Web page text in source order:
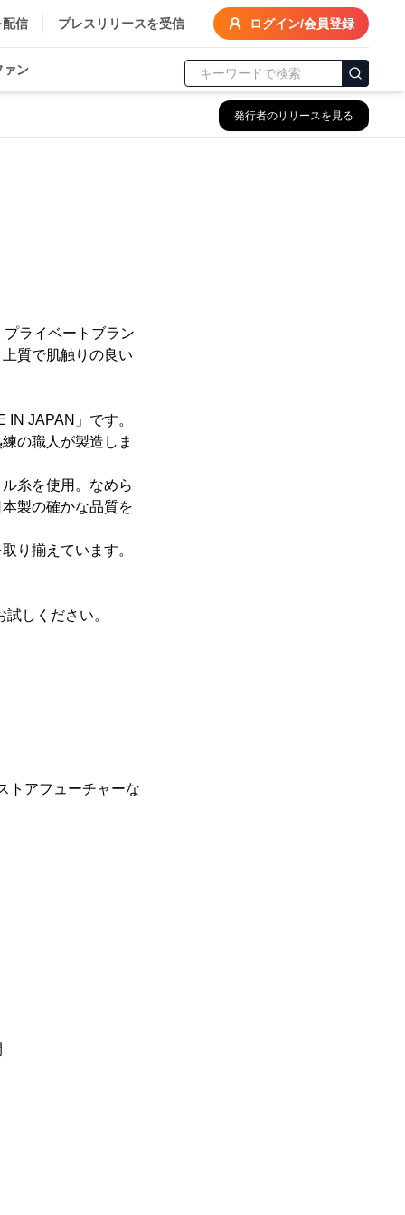
配信 プレスリリースを受信 ログイン/会員登録
ァン
発行者のリリースを見る
ライベートブラン
質で肌触りの良い
JAPAN」です。
の職人が製造しま
糸を使用。なめら
製の確かな品質を
り揃えています。
試しください。
トアフューチャーな